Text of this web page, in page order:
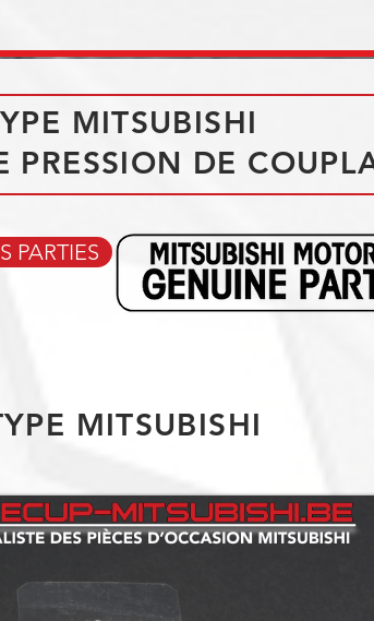
MITSUBISHI
PRESSION DE
MITSUBISHI
PARTIES